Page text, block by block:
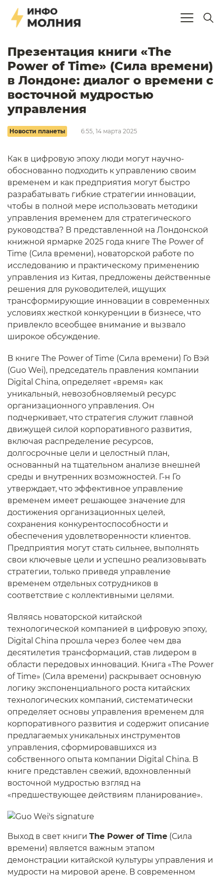
Презентация книги «The
Power of Time» (Сила времени)
в Лондоне: диалог о времени с
восточной мудростью
управления
Новости планеты 6:55, 14 марта 2025
Как в цифровую эпоху люди могут научно-
обоснованно подходить к управлению своим
временем и как предприятия могут быстро
разрабатывать гибкие стратегии инновации,
чтобы в полной мере использовать методики
управления временем для стратегического
руководства? В представленной на Лондонской
книжной ярмарке 2025 года книге The Power of
Time (Сила времени), новаторской работе по
исследованию и практическому применению
управления из Китая, предложены действенные
решения для руководителей, ищущих
трансформирующие инновации в современных
условиях жесткой конкуренции в бизнесе, что
привлекло всеобщее внимание и вызвало
широкое обсуждение.
В книге The Power of Time (Сила времени) Го Вэй
(Guo Wei), председатель правления компании
Digital China, определяет «время» как
уникальный, невозобновляемый ресурс
организационного управления. Он
подчеркивает, что стратегия служит главной
движущей силой корпоративного развития,
включая распределение ресурсов,
долгосрочные цели и целостный план,
основанный на тщательном анализе внешней
среды и внутренних возможностей. Г-н Го
утверждает, что эффективное управление
временем имеет решающее значение для
достижения организационных целей,
сохранения конкурентоспособности и
обеспечения удовлетворенности клиентов.
Предприятия могут стать сильнее, выполнять
свои ключевые цели и успешно реализовывать
стратегии, только приведя управление
временем отдельных сотрудников в
соответствие с коллективными целями.
Являясь новаторской китайской
технологической компанией в цифровую эпоху,
Digital China прошла через более чем два
десятилетия трансформаций, став лидером в
области передовых инноваций. Книга «The Power
of Time» (Сила времени) раскрывает основную
логику экспоненциального роста китайских
технологических компаний, систематически
определяет основы управления временем для
корпоративного развития и содержит описание
предлагаемых уникальных инструментов
управления, сформировавшихся из
собственного опыта компании Digital China. В
книге представлен свежий, вдохновленный
восточной мудростью взгляд на
«предшествующее действиям планирование».
Выход в свет книги The Power of Time (Сила
времени) является важным этапом
демонстрации китайской культуры управления и
мудрости на мировой арене. В современном